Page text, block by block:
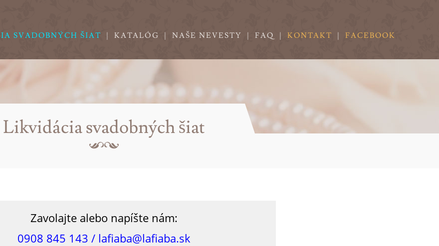
SVADOBNÝCH ŠIAT | KATALÓG | NAŠE NEVESTY | FAQ | KONTAKT | FACEBOOK
Likvidácia svadobných šiat
Zavolajte alebo napíšte nám:
0908 845 143 / lafiaba@lafiaba.sk